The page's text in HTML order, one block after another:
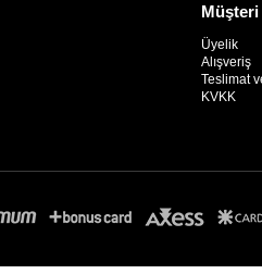
Üyelik
Alışveriş
Teslimat
KVKK